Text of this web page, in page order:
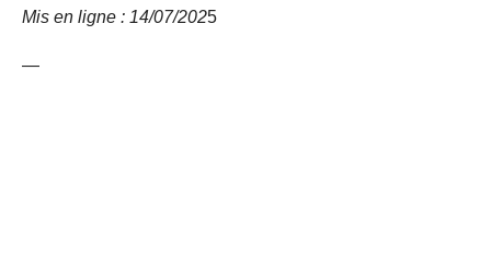
Mis en ligne : 14/07/2025
—